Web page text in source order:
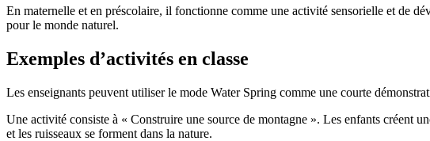
En maternelle et en préscolaire, il fonctionne comme une activité sensorielle et de
pour le monde naturel.
Exemples d’activités en classe
Les enseignants peuvent utiliser le mode Water Spring comme une courte
Une activité consiste à « Construire une source de montagne ». Les enfants créent
et les ruisseaux se forment dans la nature.